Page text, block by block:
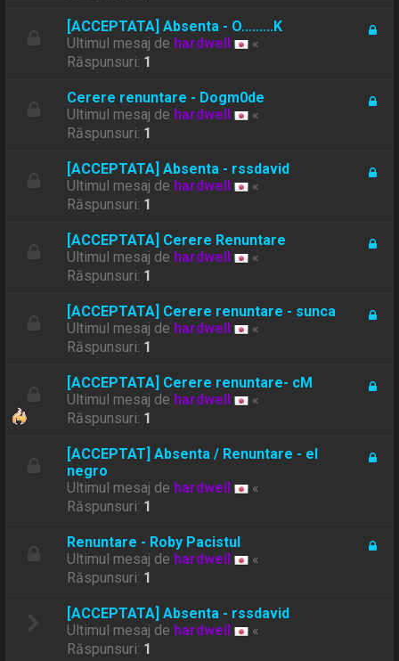
[ACCEPTATA] Absenta - O.........K
Ultimul mesaj de hardwell
«
Răspunsuri: 1
Cerere renuntare - Dogm0de
Ultimul mesaj de hardwell
«
Răspunsuri: 1
[ACCEPTATA] Absenta - rssdavid
Ultimul mesaj de hardwell
«
Răspunsuri: 1
[ACCEPTATA] Cerere Renuntare
Ultimul mesaj de hardwell
«
Răspunsuri: 1
[ACCEPTATA] Cerere renuntare - sunca
Ultimul mesaj de hardwell
«
Răspunsuri: 1
[ACCEPTATA] Cerere renuntare- cM
Ultimul mesaj de hardwell
«
Răspunsuri: 1
[ACCEPTAT] Absenta / Renuntare - el
negro
Ultimul mesaj de hardwell
«
Răspunsuri: 1
Renuntare - Roby Pacistul
Ultimul mesaj de hardwell
«
Răspunsuri: 1
[ACCEPTATA] Absenta - rssdavid
Ultimul mesaj de hardwell
«
Răspunsuri: 1